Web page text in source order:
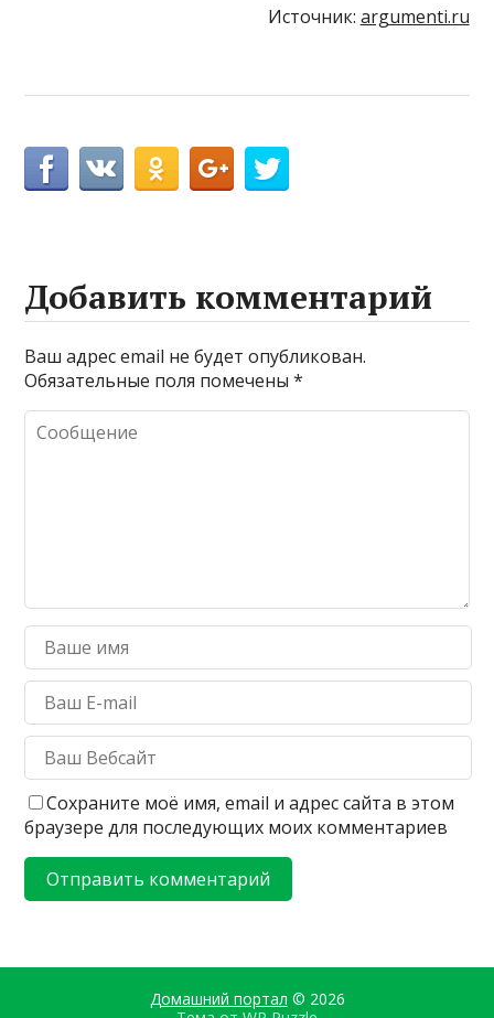
Источник: argumenti.ru
Добавить комментарий
Ваш адрес email не будет опубликован.
Обязательные поля помечены*
Сохраните моё имя, email и адрес сайта в этом
браузере для последующих моих комментариев
Домашний портал © 2026